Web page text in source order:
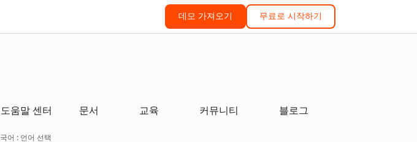
데모 가져오기 무료로 시작하기
도움말 센터 문서 교육 커뮤니티 블로그
어 : 언어 선택